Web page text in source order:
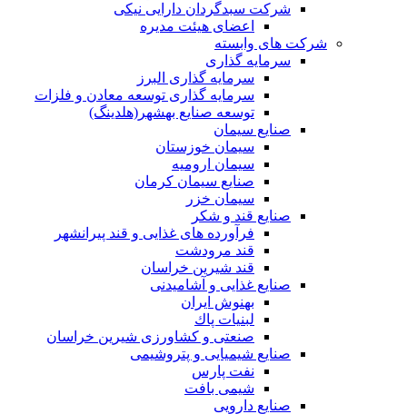
شرکت سبدگردان دارایی نیکی
اعضای هیئت مدیره
شرکت های وابسته
سرمایه گذاری
سرمایه گذاری البرز
سرمایه گذاری توسعه معادن و فلزات
توسعه‌ صنایع‌ بهشهر(هلدینگ)
صنایع سیمان
سیمان خوزستان
سیمان ارومیه
صنایع سیمان کرمان
سیمان خزر
صنایع قند و شکر
فرآورده های غذایی و قند پیرانشهر
قند مرودشت
قند شیرین خراسان
صنایع غذايی و آشاميدنی
بهنوش ایران
لبنيات پاك
صنعتی و کشاورزی شیرین خراسان
صنایع شیمیایی و پتروشیمی
نفت پارس
شیمی بافت
صنایع دارویی